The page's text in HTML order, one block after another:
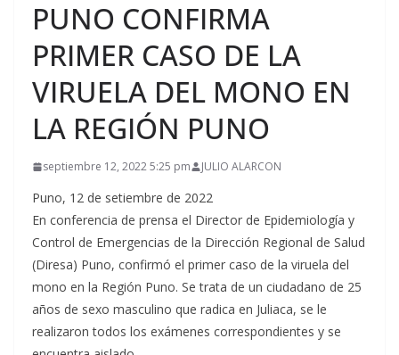
PUNO CONFIRMA
PRIMER CASO DE LA
VIRUELA DEL MONO EN
LA REGIÓN PUNO
septiembre 12, 2022 5:25 pm JULIO ALARCON
Puno, 12 de setiembre de 2022
En conferencia de prensa el Director de Epidemiología y
Control de Emergencias de la Dirección Regional de Salud
(Diresa) Puno, confirmó el primer caso de la viruela del
mono en la Región Puno. Se trata de un ciudadano de 25
años de sexo masculino que radica en Juliaca, se le
realizaron todos los exámenes correspondientes y se